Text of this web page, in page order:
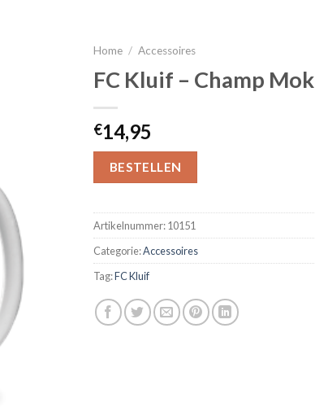
Home / Accessoires
FC Kluif – Champ Mok
€14,95
BESTELLEN
Artikelnummer:10151
Categorie:Accessoires
Tag:FC Kluif